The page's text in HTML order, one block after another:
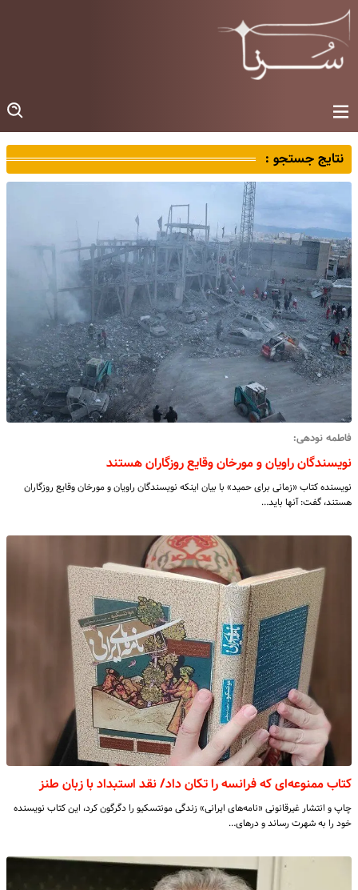
نتایج جستجو :
فاطمه نودهی:
نویسندگان راویان و مورخان وقایع روزگاران هستند
نویسنده کتاب «زمانی برای حمید» با بیان اینکه نویسندگان راویان و مورخان وقایع روزگاران
هستند، گفت: آنها باید…
کتاب ممنوعه‌ای که فرانسه را تکان داد/ نقد استبداد با زبان طنز
چاپ و انتشار غیرقانونی «نامه‌های ایرانی» زندگی مونتسکیو را دگرگون کرد، این کتاب نویسنده
خود را به شهرت رساند و درهای…